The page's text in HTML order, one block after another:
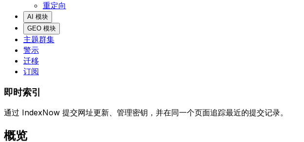
重定向
AI 模块
GEO 模块
主题群集
警示
迁移
订阅
即时索引
通过 IndexNow 提交网址更新、管理密钥，并在同一个页面追踪最近的提交记录。
概览